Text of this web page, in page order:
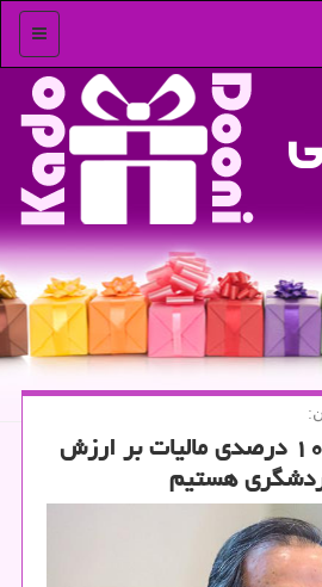
منو
به دنبال معافیت ۱۰۰ درصدی مالیات بر ارزش
هستیم